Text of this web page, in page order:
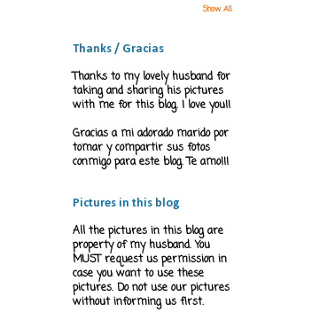
Show All
Thanks / Gracias
Thanks to my lovely husband for
taking and sharing his pictures
with me for this blog. I love you!!
Gracias a mi adorado marido por
tomar y compartir sus fotos
conmigo para este blog. Te amo!!!
Pictures in this blog
All the pictures in this blog are
property of my husband. You
MUST request us permission in
case you want to use these
pictures. Do not use our pictures
without informing us first.